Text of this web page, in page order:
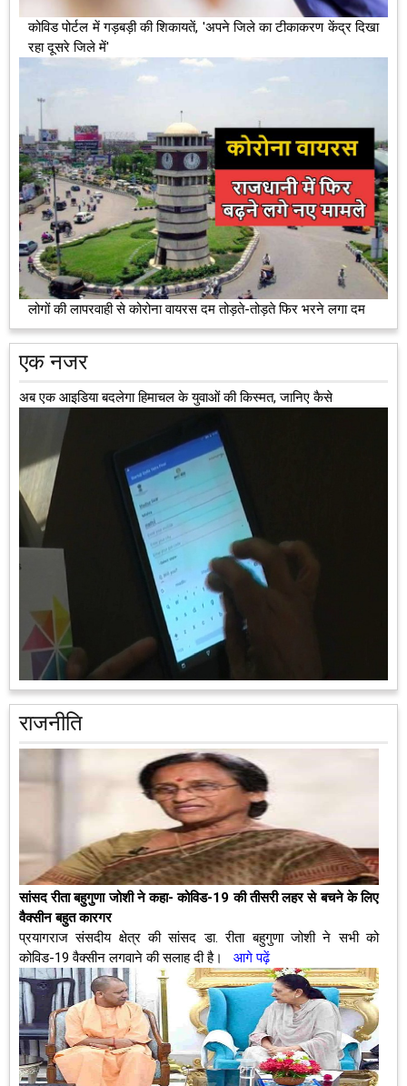
कोविड पोर्टल में गड़बड़ी की शिकायतें, 'अपने जिले का टीकाकरण केंद्र दिखा
रहा दूसरे जिले में'
लोगों की लापरवाही से कोरोना वायरस दम तोड़ते-तोड़ते फिर भरने लगा दम
एक नजर
अब एक आइडिया बदलेगा हिमाचल के युवाओं की किस्मत, जानिए कैसे
राजनीति
सांसद रीता बहुगुणा जोशी ने कहा- कोविड-19 की तीसरी लहर से बचने के लिए
वैक्सीन बहुत कारगर
प्रयागराज संसदीय क्षेत्र की सांसद डा. रीता बहुगुणा जोशी ने सभी को
कोविड-19 वैक्‍सीन लगवाने की सलाह दी है।
आगे पढ़ें